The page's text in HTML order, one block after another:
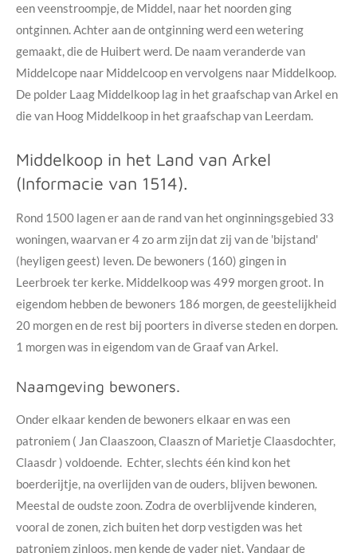
een veenstroompje, de Middel, naar het noorden ging
ontginnen. Achter aan de ontginning werd een wetering
gemaakt, die de Huibert werd. De naam veranderde van
Middelcope naar Middelcoop en vervolgens naar Middelkoop.
De polder Laag Middelkoop lag in het graafschap van Arkel en
die van Hoog Middelkoop in het graafschap van Leerdam.
Middelkoop in het Land van Arkel
(Informacie van 1514).
Rond 1500 lagen er aan de rand van het onginningsgebied 33
woningen, waarvan er 4 zo arm zijn dat zij van de 'bijstand'
(heyligen geest) leven. De bewoners (160) gingen in
Leerbroek ter kerke. Middelkoop was 499 morgen groot. In
eigendom hebben de bewoners 186 morgen, de geestelijkheid
20 morgen en de rest bij poorters in diverse steden en dorpen.
1 morgen was in eigendom van de Graaf van Arkel.
Naamgeving bewoners.
Onder elkaar kenden de bewoners elkaar en was een
patroniem ( Jan Claaszoon, Claaszn of Marietje Claasdochter,
Claasdr ) voldoende. Echter, slechts één kind kon het
boerderijtje, na overlijden van de ouders, blijven bewonen.
Meestal de oudste zoon. Zodra de overblijvende kinderen,
vooral de zonen, zich buiten het dorp vestigden was het
patroniem zinloos, men kende de vader niet. Vandaar de